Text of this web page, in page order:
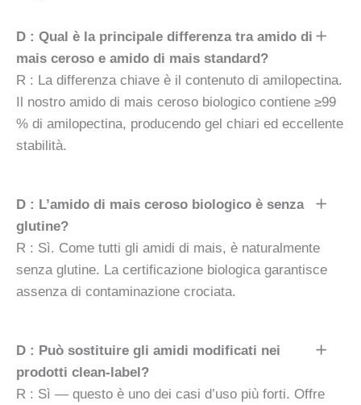
D : Qual è la principale differenza tra amido di
mais ceroso e amido di mais standard?
R : La differenza chiave è il contenuto di amilopectina.
Il nostro amido di mais ceroso biologico contiene ≥99
% di amilopectina, producendo gel chiari ed eccellente
stabilità.
D : L’amido di mais ceroso biologico è senza
glutine?
R : Sì. Come tutti gli amidi di mais, è naturalmente
senza glutine. La certificazione biologica garantisce
assenza di contaminazione crociata.
D : Può sostituire gli amidi modificati nei
prodotti clean-label?
R : Sì — questo è uno dei casi d’uso più forti. Offre